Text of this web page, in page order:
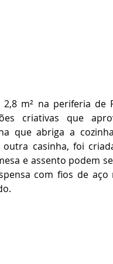
m² na periferia de
criativas que
que abriga a
casinha, foi
e assento podem
com fios de aço